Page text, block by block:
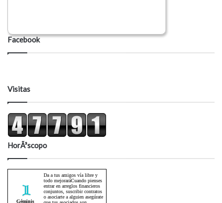
Facebook
Visitas
HorÃ³scopo